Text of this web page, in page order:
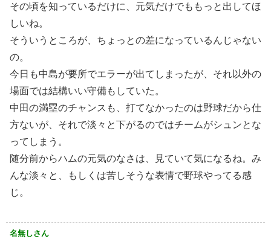
その頃を知っているだけに、元気だけでももっと出してほ
しいね。
そういうところが、ちょっとの差になっているんじゃない
の。
今日も中島が要所でエラーが出てしまったが、それ以外の
場面では結構いい守備もしていた。
中田の満塁のチャンスも、打てなかったのは野球だから仕
方ないが、それで淡々と下がるのではチームがシュンとな
ってしまう。
随分前からハムの元気のなさは、見ていて気になるね。み
んな淡々と、もしくは苦しそうな表情で野球やってる感
じ。
名無しさん